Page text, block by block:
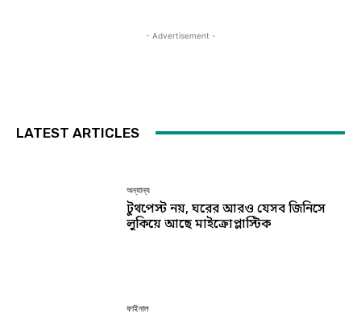
- Advertisement -
LATEST ARTICLES
অন্যান্য
টুথপেস্ট নয়, ঘরের আরও যেসব জিনিসে
লুকিয়ে আছে মাইক্রোপ্লাস্টিক
ফাইনাল